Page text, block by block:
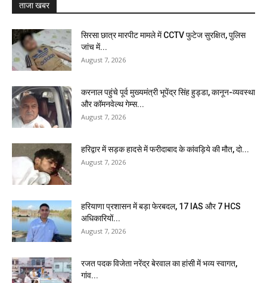
ताजा खबर
सिरसा छात्र मारपीट मामले में CCTV फुटेज सुरक्षित, पुलिस
जांच में...
August 7, 2026
करनाल पहुंचे पूर्व मुख्यमंत्री भूपेंद्र सिंह हुड्डा, कानून-व्यवस्था
और कॉमनवेल्थ गेम्स...
August 7, 2026
हरिद्वार में सड़क हादसे में फरीदाबाद के कांवड़िये की मौत, दो...
August 7, 2026
हरियाणा प्रशासन में बड़ा फेरबदल, 17 IAS और 7 HCS
अधिकारियों...
August 7, 2026
रजत पदक विजेता नरेंद्र बेरवाल का हांसी में भव्य स्वागत,
गांव...